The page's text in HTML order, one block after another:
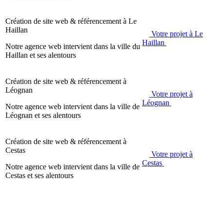
Création de site web & référencement à Le
Haillan
Notre agence web intervient dans la ville du
Haillan et ses alentours
Votre projet à Le
Haillan
Création de site web & référencement à
Léognan
Notre agence web intervient dans la ville de
Léognan et ses alentours
Votre projet à
Léognan
Création de site web & référencement à
Cestas
Notre agence web intervient dans la ville de
Cestas et ses alentours
Votre projet à
Cestas